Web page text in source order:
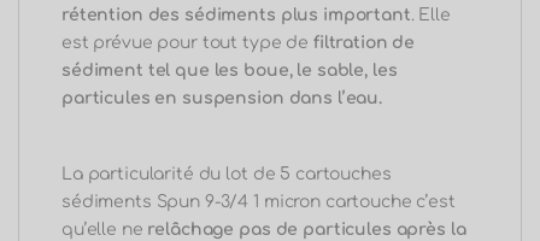
rétention des sédiments plus important. Elle
est prévue pour tout type de filtration de
sédiment tel que les boue, le sable, les
particules en suspension dans l’eau.
La particularité du lot de 5 cartouches
sédiments Spun 9-3/4 1 micron cartouche c’est
qu’elle ne relâchage pas de particules après la